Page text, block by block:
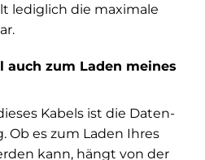
lediglich die maximale
auch zum Laden meines
Kabels ist die Daten-
Ob es zum Laden Ihres
kann, hängt von der